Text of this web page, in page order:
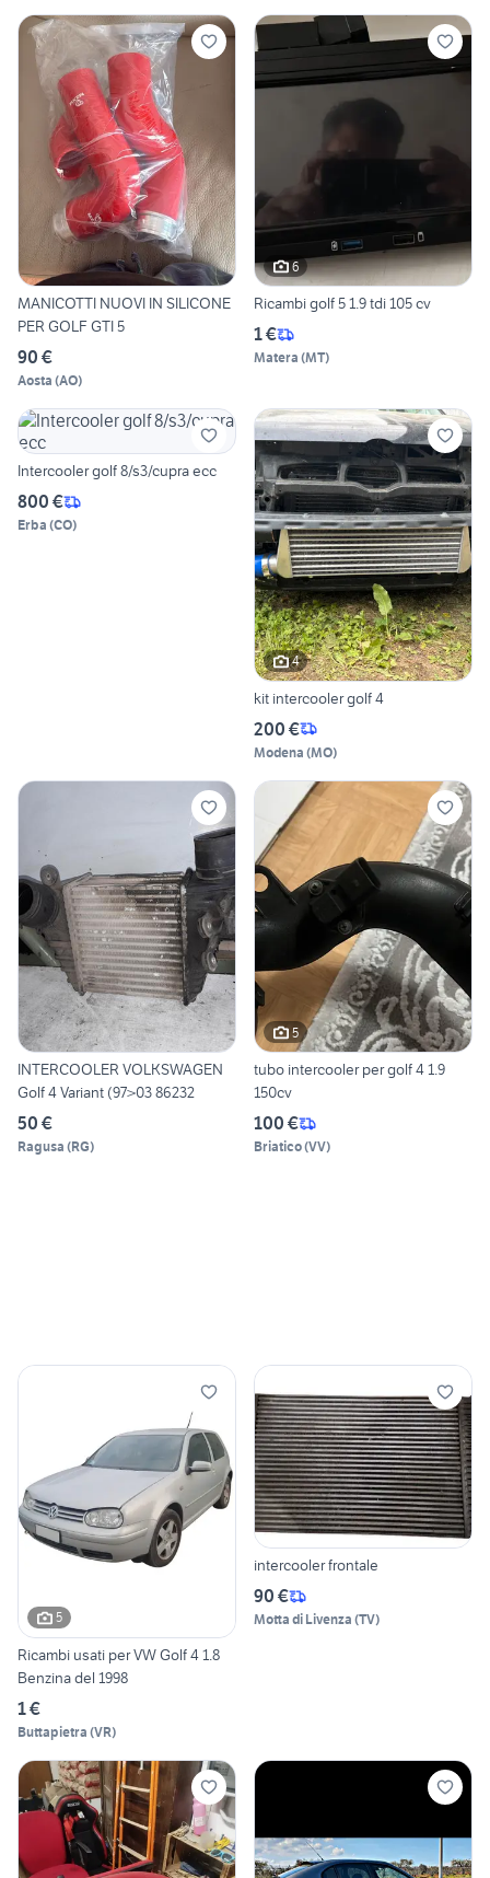
MANICOTTI NUOVI IN SILICONE
PER GOLF GTI 5
90 €
Aosta (AO)
6
Ricambi golf 5 1.9 tdi 105 cv
1 €
Matera (MT)
Intercooler golf 8/s3/cupra ecc
800 €
Erba (CO)
4
kit intercooler golf 4
200 €
Modena (MO)
INTERCOOLER VOLKSWAGEN
Golf 4 Variant (97>03 86232
50 €
Ragusa (RG)
5
tubo intercooler per golf 4 1.9
150cv
100 €
Briatico(VV)
5
Ricambi usati per VW Golf 4 1.8
Benzina del 1998
1 €
Buttapietra (VR)
intercooler frontale
90 €
Motta di Livenza (TV)